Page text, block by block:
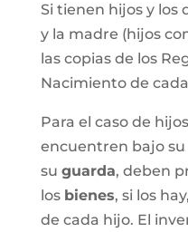
Si tienen hijos y los
y la madre (hijos
las copias de los
Nacimiento de
Para el caso de
encuentren bajo su
su guarda, deben
los bienes, si los
de cada hijo. El